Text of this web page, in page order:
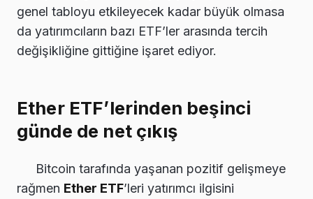
genel tabloyu etkileyecek kadar büyük olmasa
da yatırımcıların bazı ETF’ler arasında tercih
değişikliğine gittiğine işaret ediyor.
Ether ETF’lerinden beşinci
günde de net çıkış
Bitcoin tarafında yaşanan pozitif gelişmeye
rağmen Ether ETF’leri yatırımcı ilgisini